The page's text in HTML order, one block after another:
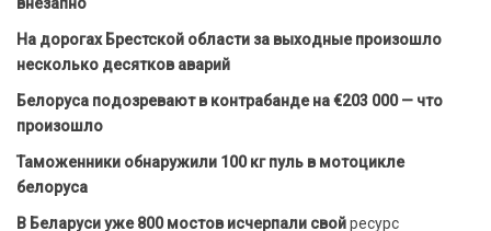
На дорогах Брестской области за выходные произошло
несколько десятков аварий
Белоруса подозревают в контрабанде на €203 000 — что
произошло
Таможенники обнаружили 100 кг пуль в мотоцикле
белоруса
В Беларуси уже 800 мостов исчерпали свойресурс